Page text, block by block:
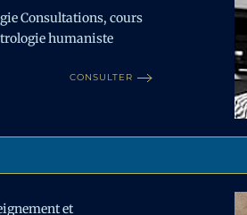
Consultations, cours
humaniste
CONSULTER
et